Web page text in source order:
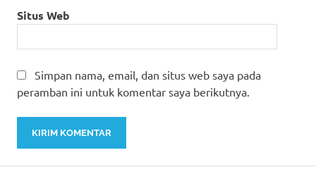
Situs Web
Simpan nama, email, dan situs web saya pada
peramban ini untuk komentar saya berikutnya.